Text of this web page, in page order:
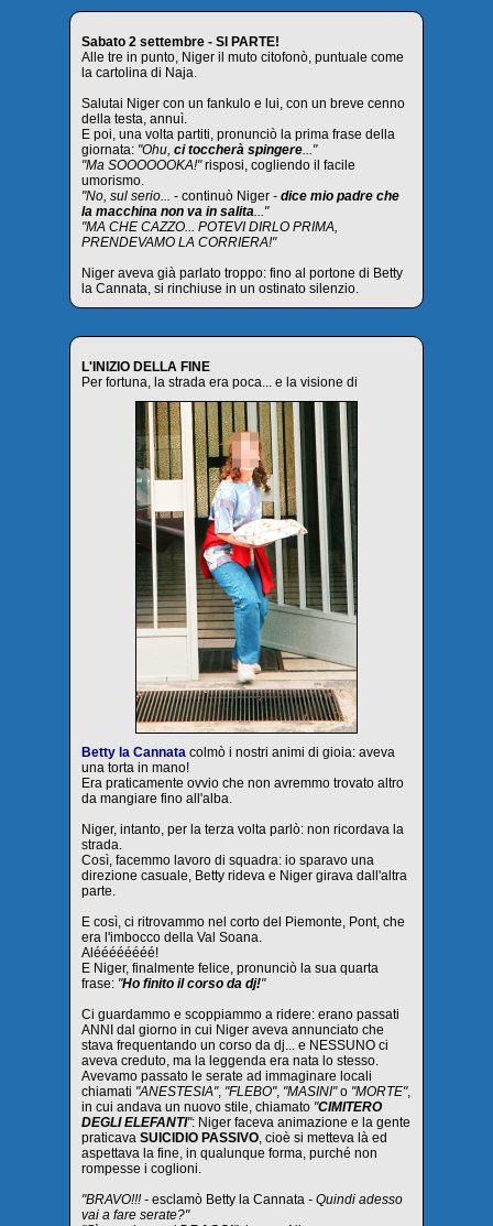
Sabato 2 settembre - SI PARTE!
Alle tre in punto, Niger il muto citofonò, puntuale come
la cartolina di Naja.
Salutai Niger con un fankulo e lui, con un breve cenno
della testa, annuì.
E poi, una volta partiti, pronunciò la prima frase della
giornata: "Ohu, ci toccherà spingere..."
"Ma SOOOOOOKA!"risposi, cogliendo il facile
umorismo.
"No, sul serio... - continuò Niger - dice mio padre che
la macchina non va in salita..."
"MA CHE CAZZO... POTEVI DIRLO PRIMA,
PRENDEVAMO LA CORRIERA!"
Niger aveva già parlato troppo: fino al portone di Betty
la Cannata, si rinchiuse in un ostinato silenzio.
L'INIZIO DELLA FINE
Per fortuna, la strada era poca... e la visione di
Betty la Cannata colmò i nostri animi di gioia: aveva
una torta in mano!
Era praticamente ovvio che non avremmo trovato altro
da mangiare fino all'alba.
Niger, intanto, per la terza volta parlò: non ricordava la
strada.
Così, facemmo lavoro di squadra: io sparavo una
direzione casuale, Betty rideva e Niger girava dall'altra
parte.
E così, ci ritrovammo nel corto del Piemonte, Pont, che
era l'imbocco della Val Soana.
Aléééééééé!
E Niger, finalmente felice, pronunciò la sua quarta
frase: "Ho finito il corso da dj!"
Ci guardammo e scoppiammo a ridere: erano passati
ANNI dal giorno in cui Niger aveva annunciato che
stava frequentando un corso da dj... e NESSUNO ci
aveva creduto, ma la leggenda era nata lo stesso.
Avevamo passato le serate ad immaginare locali
chiamati "ANESTESIA", "FLEBO", "MASINI"o "MORTE",
in cui andava un nuovo stile, chiamato "CIMITERO
DEGLI ELEFANTI": Niger faceva animazione e la gente
praticava SUICIDIO PASSIVO, cioè si metteva là ed
aspettava la fine, in qualunque forma, purché non
rompesse i coglioni.
"BRAVO!!! - esclamò Betty la Cannata - Quindi adesso
vai a fare serate?"